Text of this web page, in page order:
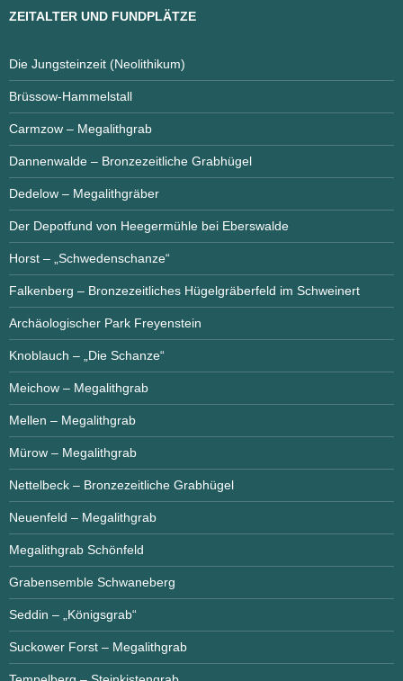
ZEITALTER UND FUNDPLÄTZE
Die Jungsteinzeit (Neolithikum)
Brüssow-Hammelstall
Carmzow – Megalithgrab
Dannenwalde – Bronzezeitliche Grabhügel
Dedelow – Megalithgräber
Der Depotfund von Heegermühle bei Eberswalde
Horst – „Schwedenschanze“
Falkenberg – Bronzezeitliches Hügelgräberfeld im Schweinert
Archäologischer Park Freyenstein
Knoblauch – „Die Schanze“
Meichow – Megalithgrab
Mellen – Megalithgrab
Mürow – Megalithgrab
Nettelbeck – Bronzezeitliche Grabhügel
Neuenfeld – Megalithgrab
Megalithgrab Schönfeld
Grabensemble Schwaneberg
Seddin – „Königsgrab“
Suckower Forst – Megalithgrab